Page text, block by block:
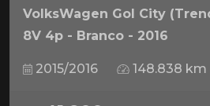
VolksWagen Gol City
8V 4p - Branco - 2016
2015/2016 148.838 km